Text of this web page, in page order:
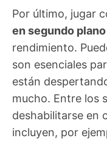
Por último, jugar
en segundo plano
rendimiento.
son esenciales
están
mucho. Entre los
deshabilitarse en
incluyen, por